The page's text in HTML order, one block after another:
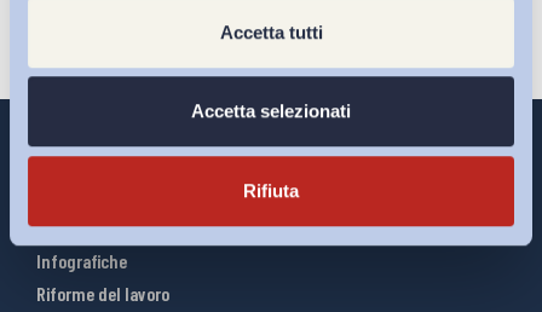
Accetta tutti
Accetta selezionati
Rifiuta
Interventi ADAPT
Infografiche
Riforme del lavoro